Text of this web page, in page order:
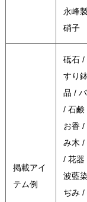
永峰
硝子
掲載アイ
テム例
砥石 /
すり
品 /
/ 石鹸
お香 /
み木 /
/ 花器
波藍
ぢみ